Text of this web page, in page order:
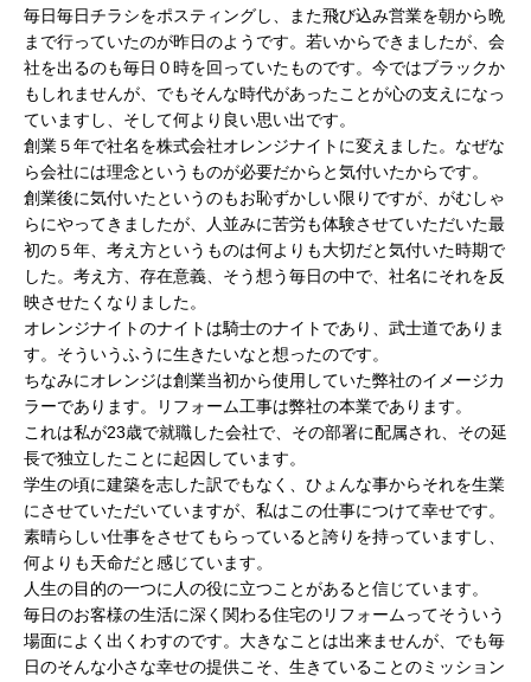
毎日毎日チラシをポスティングし、また飛び込み営業を朝から晩
まで行っていたのが昨日のようです。若いからできましたが、会
社を出るのも毎日０時を回っていたものです。今ではブラックか
もしれませんが、でもそんな時代があったことが心の支えになっ
ていますし、そして何より良い思い出です。
創業５年で社名を株式会社オレンジナイトに変えました。なぜな
ら会社には理念というものが必要だからと気付いたからです。
創業後に気付いたというのもお恥ずかしい限りですが、がむしゃ
らにやってきましたが、人並みに苦労も体験させていただいた最
初の５年、考え方というものは何よりも大切だと気付いた時期で
した。考え方、存在意義、そう想う毎日の中で、社名にそれを反
映させたくなりました。
オレンジナイトのナイトは騎士のナイトであり、武士道でありま
す。そういうふうに生きたいなと想ったのです。
ちなみにオレンジは創業当初から使用していた弊社のイメージカ
ラーであります。リフォーム工事は弊社の本業であります。
これは私が23歳で就職した会社で、その部署に配属され、その延
長で独立したことに起因しています。
学生の頃に建築を志した訳でもなく、ひょんな事からそれを生業
にさせていただいていますが、私はこの仕事につけて幸せです。
素晴らしい仕事をさせてもらっていると誇りを持っていますし、
何よりも天命だと感じています。
人生の目的の一つに人の役に立つことがあると信じています。
毎日のお客様の生活に深く関わる住宅のリフォームってそういう
場面によく出くわすのです。大きなことは出来ませんが、でも毎
日のそんな小さな幸せの提供こそ、生きていることのミッション